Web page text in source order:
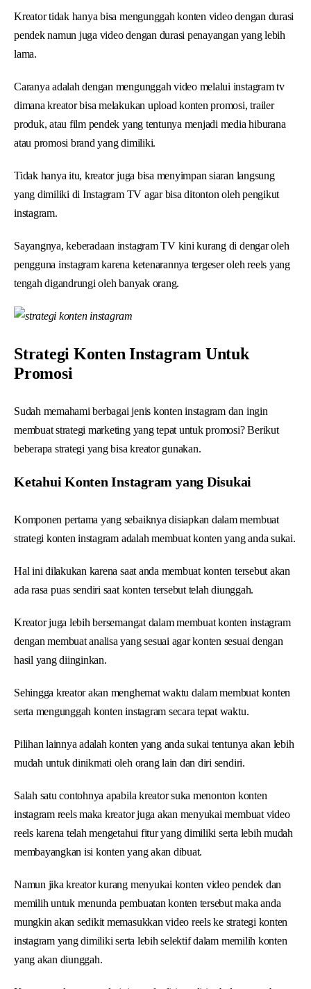
Kreator tidak hanya bisa mengunggah konten video dengan durasi
pendek namun juga video dengan durasi penayangan yang lebih
lama.
Caranya adalah dengan mengunggah video melalui instagram tv
dimana kreator bisa melakukan upload konten promosi, trailer
produk, atau film pendek yang tentunya menjadi media hiburana
atau promosi brand yang dimiliki.
Tidak hanya itu, kreator juga bisa menyimpan siaran langsung
yang dimiliki di Instagram TV agar bisa ditonton oleh pengikut
instagram.
Sayangnya, keberadaan instagram TV kini kurang di dengar oleh
pengguna instagram karena ketenarannya tergeser oleh reels yang
tengah digandrungi oleh banyak orang.
Strategi Konten Instagram Untuk
Promosi
Sudah memahami berbagai jenis konten instagram dan ingin
membuat strategi marketing yang tepat untuk promosi? Berikut
beberapa strategi yang bisa kreator gunakan.
Ketahui Konten Instagram yang Disukai
Komponen pertama yang sebaiknya disiapkan dalam membuat
strategi konten instagram adalah membuat konten yang anda sukai.
Hal ini dilakukan karena saat anda membuat konten tersebut akan
ada rasa puas sendiri saat konten tersebut telah diunggah.
Kreator juga lebih bersemangat dalam membuat konten instagram
dengan membuat analisa yang sesuai agar konten sesuai dengan
hasil yang diinginkan.
Sehingga kreator akan menghemat waktu dalam membuat konten
serta mengunggah konten instagram secara tepat waktu.
Pilihan lainnya adalah konten yang anda sukai tentunya akan lebih
mudah untuk dinikmati oleh orang lain dan diri sendiri.
Salah satu contohnya apabila kreator suka menonton konten
instagram reels maka kreator juga akan menyukai membuat video
reels karena telah mengetahui fitur yang dimiliki serta lebih mudah
membayangkan isi konten yang akan dibuat.
Namun jika kreator kurang menyukai konten video pendek dan
memilih untuk menunda pembuatan konten tersebut maka anda
mungkin akan sedikit memasukkan video reels ke strategi konten
instagram yang dimiliki serta lebih selektif dalam memilih konten
yang akan diunggah.